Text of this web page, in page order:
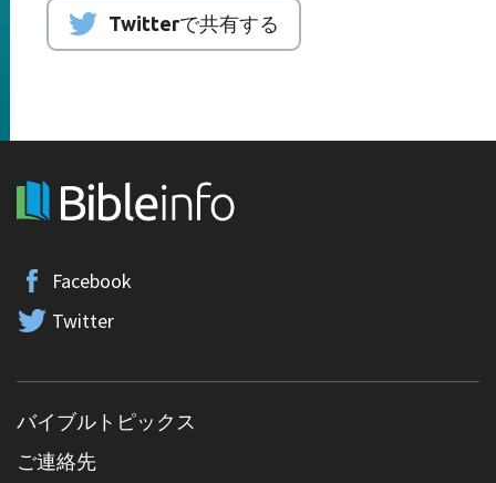
Twitterで共有する
Facebook
Twitter
バイブルトピックス
ご連絡先